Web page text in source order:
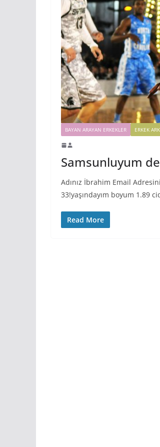
BAYAN ARAYAN ERKEKLER ERKEK
Samsunluyum
Adınız İbrahim Email
33!yaşındayım boyum 1.89
Read More